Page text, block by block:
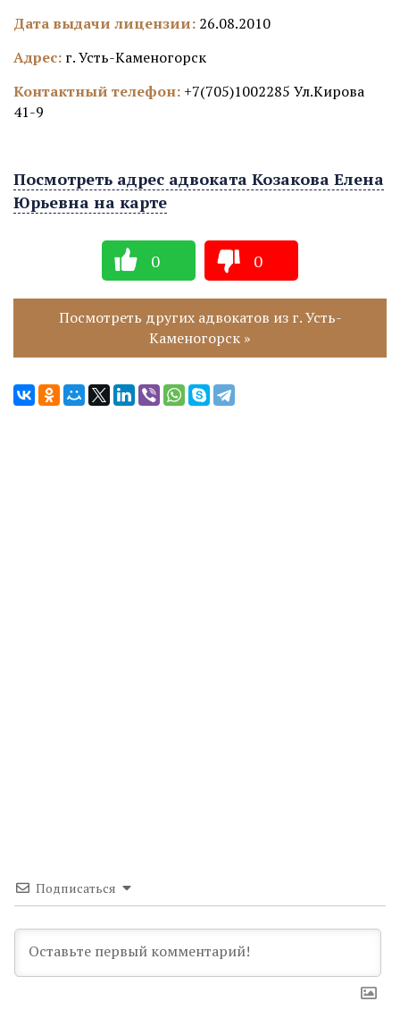
Дата выдачи лицензии: 26.08.2010
Адрес: г. Усть-Каменогорск
Контактный телефон: +7(705)1002285 Ул.Кирова
41-9
Посмотреть адрес адвоката Козакова Елена
Юрьевна на карте
0 0
Посмотреть других адвокатов из г. Усть-
Каменогорск »
Подписаться